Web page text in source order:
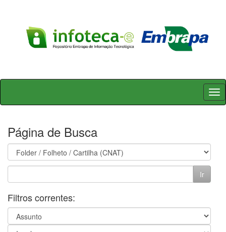
Skip
Página de Busca
Filtros correntes: